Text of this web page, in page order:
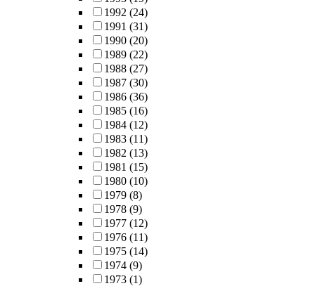
1992 (24)
1991 (31)
1990 (20)
1989 (22)
1988 (27)
1987 (30)
1986 (36)
1985 (16)
1984 (12)
1983 (11)
1982 (13)
1981 (15)
1980 (10)
1979 (8)
1978 (9)
1977 (12)
1976 (11)
1975 (14)
1974 (9)
1973 (1)